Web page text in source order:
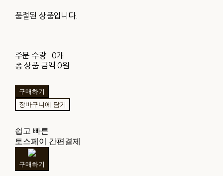
품절된 상품입니다.
주문 수량
0개
총 상품 금액 0원
구매하기
장바구니에 담기
쉽고 빠른
토스페이 간편결제
구매하기